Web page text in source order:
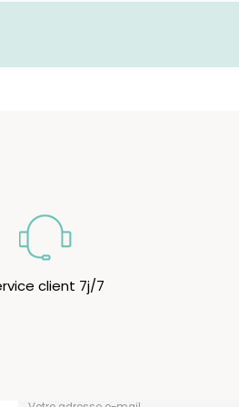
client 7j/7